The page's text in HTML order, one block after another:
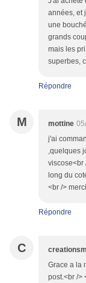
années, et
une
grands
mais les
superbes,
Répondre
M mottine
j'ai
,quelques
viscose<br
long du
<br />
Répondre
C
Grace a la
post.<br />